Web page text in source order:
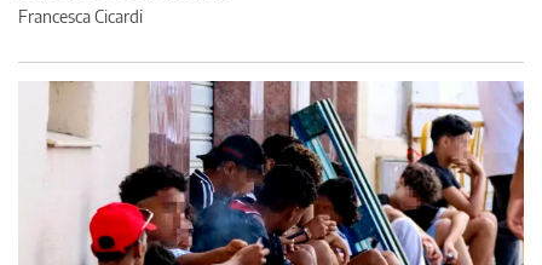
Francesca Cicardi